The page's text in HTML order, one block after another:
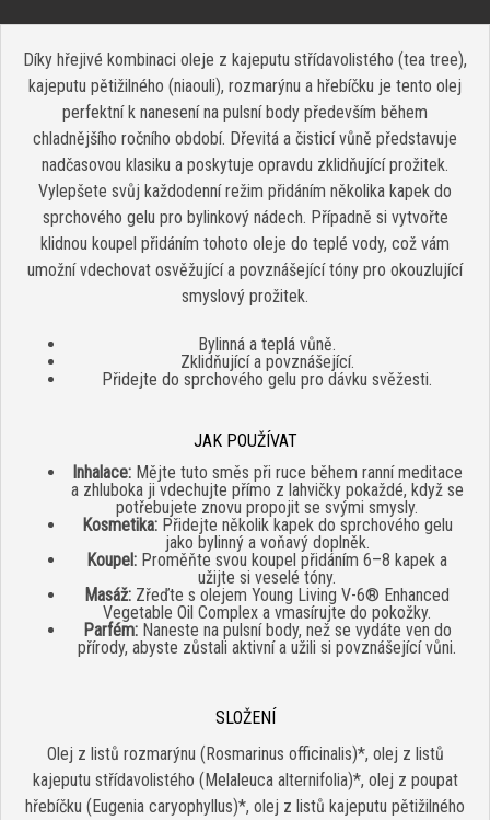
Díky hřejivé kombinaci oleje z kajeputu střídavolistého (tea tree),
kajeputu pětižilného (niaouli), rozmarýnu a hřebíčku je tento olej
perfektní k nanesení na pulsní body především během
chladnějšího ročního období. Dřevitá a čisticí vůně představuje
nadčasovou klasiku a poskytuje opravdu zklidňující prožitek.
Vylepšete svůj každodenní režim přidáním několika kapek do
sprchového gelu pro bylinkový nádech. Případně si vytvořte
klidnou koupel přidáním tohoto oleje do teplé vody, což vám
umožní vdechovat osvěžující a povznášející tóny pro okouzlující
smyslový prožitek.
Bylinná a teplá vůně.
Zklidňující a povznášející.
Přidejte do sprchového gelu pro dávku svěžesti.
JAK POUŽÍVAT
Inhalace:Mějte tuto směs při ruce během ranní meditace
a zhluboka ji vdechujte přímo z lahvičky pokaždé, když se
potřebujete znovu propojit se svými smysly.
Kosmetika:Přidejte několik kapek do sprchového gelu
jako bylinný a voňavý doplněk.
Koupel: Proměňte svou koupel přidáním 6–8 kapek a
užijte si veselé tóny.
Masáž: Zřeďte s olejem Young Living V-6® Enhanced
Vegetable Oil Complex a vmasírujte do pokožky.
Parfém:Naneste na pulsní body, než se vydáte ven do
přírody, abyste zůstali aktivní a užili si povznášející vůni.
SLOŽENÍ
Olej z listů rozmarýnu (Rosmarinus officinalis)*, olej z listů
kajeputu střídavolistého (Melaleuca alternifolia)*, olej z poupat
hřebíčku (Eugenia caryophyllus)*, olej z listů kajeputu pětižilného